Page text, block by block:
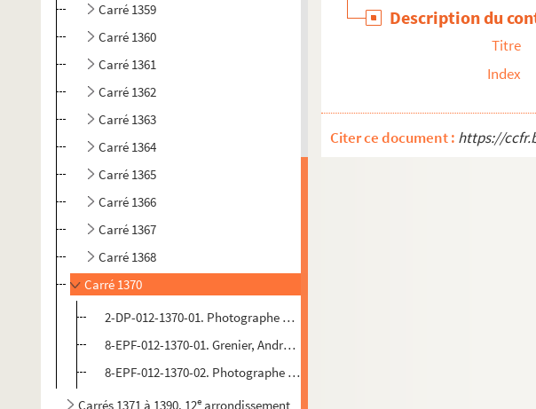
Carré 1359
Carré 1360
Carré 1361
Carré 1362
Carré 1363
Carré 1364
Carré 1365
Carré 1366
Carré 1367
Carré 1368
Carré 1370
2-DP-012-1370-01. Photographe non identifié. Diapositives
8-EPF-012-1370-01. Grenier, André-Louis (photographe). Épreuves
8-EPF-012-1370-02. Photographe non identifié. Épreuves
Carrés 1371 à 1390. 12e arrondissement
Description du
Titre
Index
Citer ce document : https://